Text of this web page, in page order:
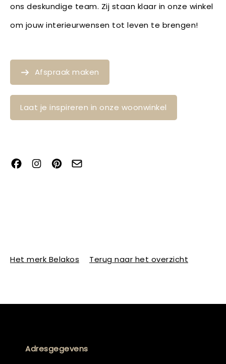
ons deskundige team. Zij staan klaar in onze winkel
om jouw interieurwensen tot leven te brengen!
Afspraak maken
Laat je inspireren in onze woonwinkel
Het merk Belakos Terug naar het overzicht
Adresgegevens